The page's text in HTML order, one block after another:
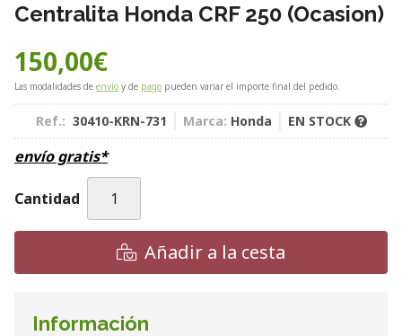
Centralita Honda CRF 250 (Ocasion)
150,00€
Las modalidades de envío y de pago pueden variar el importe final del pedido.
Ref.: 30410-KRN-731 Marca: Honda EN STOCK
envío gratis*
Cantidad
Añadir a la cesta
Información